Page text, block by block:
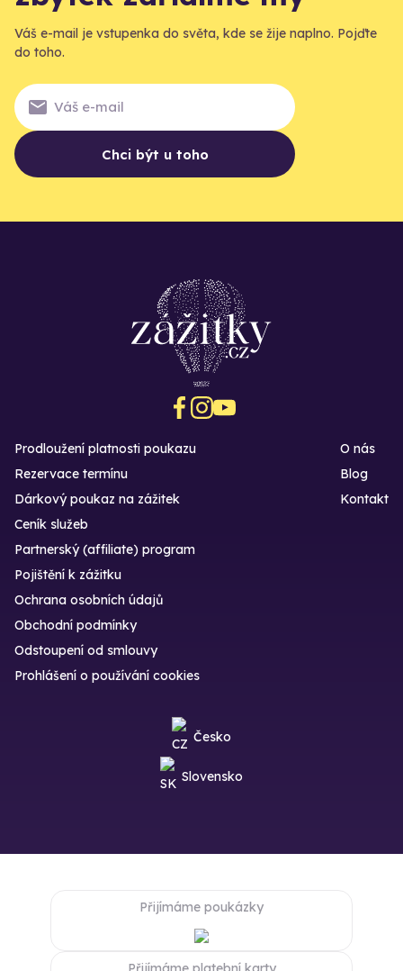
Váš e-mail je vstupenka do světa, kde se žije naplno. Pojďte
do toho.
Chci být u toho
Prodloužení platnosti poukazu
Rezervace termínu
Dárkový poukaz na zážitek
O nás
Blog
Kontakt
Ceník služeb
Partnerský (affiliate) program
Pojištění k zážitku
Ochrana osobních údajů
Obchodní podmínky
Odstoupení od smlouvy
Prohlášení o používání cookies
Česko
Slovensko
Přijímáme poukázky